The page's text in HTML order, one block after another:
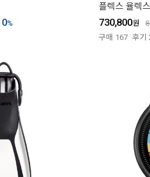
%
플렉스 율렉
730,800원
구매 167 후기